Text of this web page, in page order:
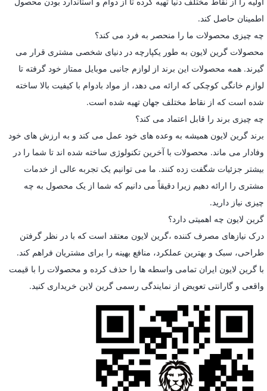
اطمینان حاصل کند.
چه چیزی محصولات ما را منحصر به فرد می کند؟
محصولات گرین لایون به طور یکپارچه در دنیای شخصی مشتری قرار می
گیرند. همه محصولات این برند از لوازم جانبی موبایل ممتاز خود گرفته تا
لوازم خانگی کوچکی که ارائه می دهد، از مواد بادوام با کیفیت بالا ساخته
شده است که از نقاط مختلف جهان تهیه شده است.
چه چیزی برند را قابل اعتماد می کند؟
برند گرین لایون همیشه به وعده های خود عمل می کند و به ارزش های خود
وفادار می ماند. محصولات با آخرین تکنولوژی ساخته شده اند تا شما را در
بیشتر جزئیات شگفت زده کنند. ما می توانیم یک تجربه عالی از خدمات
مشتری را ارائه دهیم زیرا دقیقاً می دانیم که شما از یک محصول به چه
چیزی نیاز دارید.
گرین لایون چه اهمیتی دارد؟
درک نیازهای مصرف کننده ،گرین لایون معتقد است که با در نظر گرفتن
طراحی، سبک و بهترین عملکرد، منافع بهینه را برای مشتریان فراهم کند.
با گرین لایون ایران تمامی واسطه ها را حذف کرده و محصولات را با قیمت
واقعی و گارانتی تعویض از نمایندگی رسمی گرین لاین خریداری کنید.